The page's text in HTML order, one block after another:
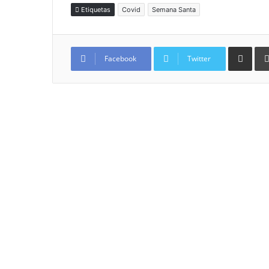
Etiquetas Covid Semana Santa
Facebook Twitter
Compartir